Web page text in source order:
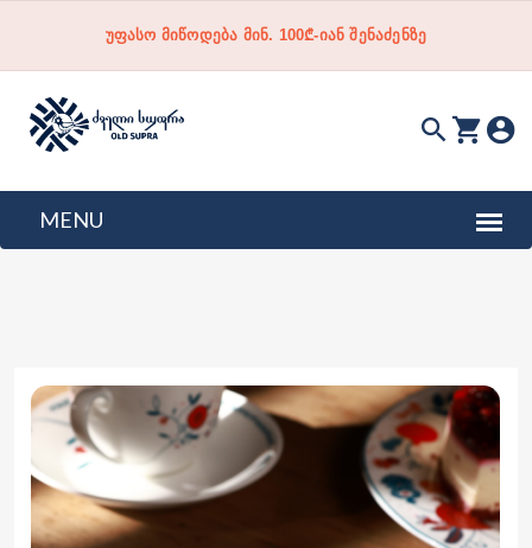
უფასო მიწოდება მინ. 100₾-იან შენაძენზე